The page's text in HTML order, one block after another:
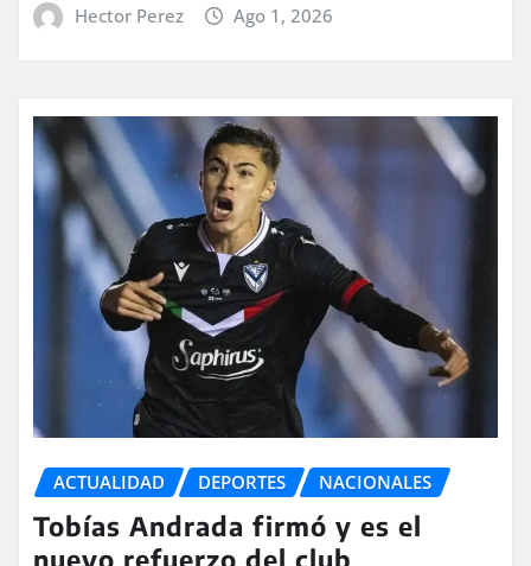
Hector Perez Ago 1, 2026
ACTUALIDAD DEPORTES NACIONALES
Tobías Andrada firmó y es el
nuevo refuerzo del club